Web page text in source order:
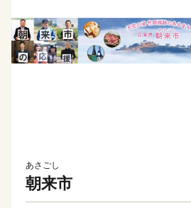
あさごし
朝来市